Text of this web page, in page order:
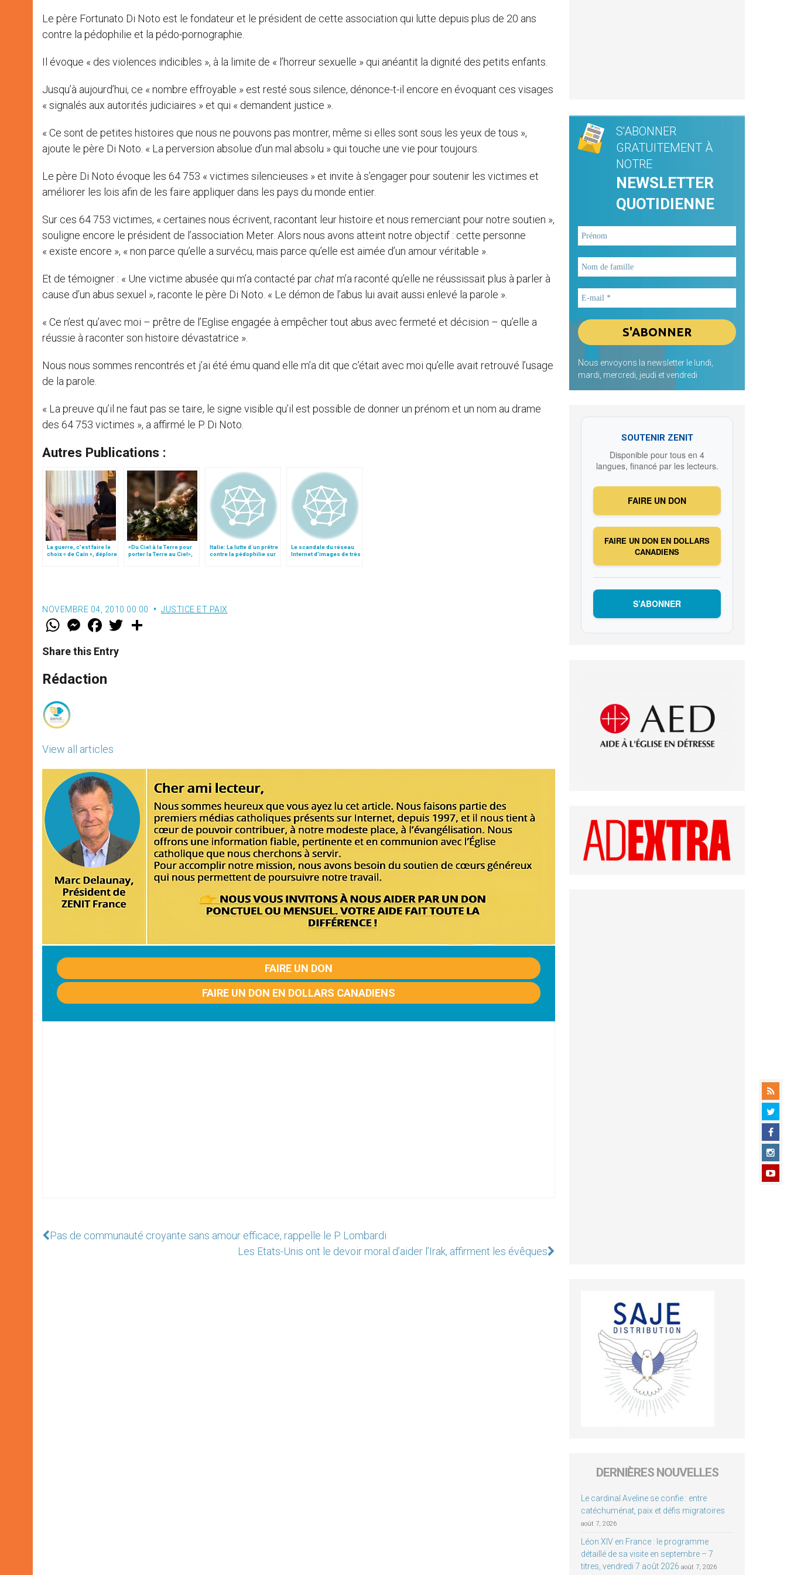
Le père Fortunato Di Noto est le fondateur et le président de cette association qui lutte depuis plus de 20 ans
contre la pédophilie et la pédo-pornographie.
Il évoque « des violences indicibles », à la limite de « l’horreur sexuelle » qui anéantit la dignité des petits enfants.
Jusqu’à aujourd’hui, ce « nombre effroyable » est resté sous silence, dénonce-t-il encore en évoquant ces visages
« signalés aux autorités judiciaires » et qui « demandent justice ».
« Ce sont de petites histoires que nous ne pouvons pas montrer, même si elles sont sous les yeux de tous »,
ajoute le père Di Noto. « La perversion absolue d’un mal absolu » qui touche une vie pour toujours.
Le père Di Noto évoque les 64 753 « victimes silencieuses » et invite à s’engager pour soutenir les victimes et
améliorer les lois afin de les faire appliquer dans les pays du monde entier.
Sur ces 64 753 victimes, « certaines nous écrivent, racontant leur histoire et nous remerciant pour notre soutien »,
souligne encore le président de l’association Meter. Alors nous avons atteint notre objectif : cette personne
« existe encore », « non parce qu’elle a survécu, mais parce qu’elle est aimée d’un amour véritable ».
Et de témoigner : « Une victime abusée qui m’a contacté parchatm’a raconté qu’elle ne réussissait plus à parler à
cause d’un abus sexuel », raconte le père Di Noto. « Le démon de l’abus lui avait aussi enlevé la parole ».
« Ce n’est qu’avec moi – prêtre de l’Eglise engagée à empêcher tout abus avec fermeté et décision – qu’elle a
réussie à raconter son histoire dévastatrice ».
Nous nous sommes rencontrés et j’ai été ému quand elle m’a dit que c’était avec moi qu’elle avait retrouvé l’usage
de la parole.
« La preuve qu’il ne faut pas se taire, le signe visible qu’il est possible de donner un prénom et un nom au drame
des 64 753 victimes », a affirmé le P. Di Noto.
Autres Publications :
La guerre, c’est faire le
choix « de Caïn », déplore
«Du Ciel à la Terre pour
porter la Terre au Ciel»,
Italie: La lutte d´un prêtre
contre la pédophilie sur
Le scandale du réseau
Internet d'images de très
NOVEMBRE 04, 2010 00:00 JUSTICE ET PAIX
W
t
s
p
p
M
e
s
e
g
e
F
a
e
b
o
k
w
Share this Entry
Rédaction
View all articles
FAIRE UN DON
FAIRE UN DON EN DOLLARS CANADIENS
Pas de communauté croyante sans amour efficace, rappelle le P. Lombardi
Les Etats-Unis ont le devoir moral d’aider l’Irak, affirment les évêques
S'ABONNER
GRATUITEMENT À
NOTRE
NEWSLETTER
QUOTIDIENNE
Nous envoyons la newsletter le lundi,
mardi, mercredi, jeudi et vendredi
SOUTENIR ZENIT
Disponible pour tous en 4
langues, financé par les lecteurs.
FAIRE UN DON
FAIRE UN DON EN DOLLARS
CANADIENS
S’ABONNER
DERNIÈRES NOUVELLES
Le cardinal Aveline se confie : entre
catéchuménat, paix et défis migratoires
août 7, 2026
Léon XIV en France : le programme
détaillé de sa visite en septembre – 7
titres, vendredi 7 août 2026 août 7, 2026